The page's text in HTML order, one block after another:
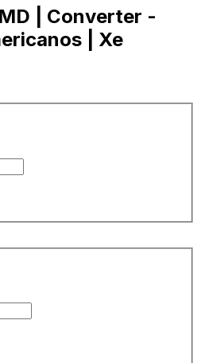
| Converter -
| Xe